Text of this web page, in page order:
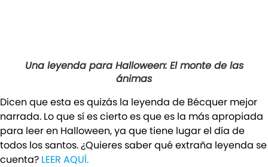
Una leyenda para Halloween: El monte de las
ánimas
Dicen que esta es quizás la leyenda de Bécquer mejor
narrada. Lo que sí es cierto es que es la más apropiada
para leer en Halloween, ya que tiene lugar el día de
todos los santos. ¿Quieres saber qué extraña leyenda se
cuenta? LEER AQUÍ.